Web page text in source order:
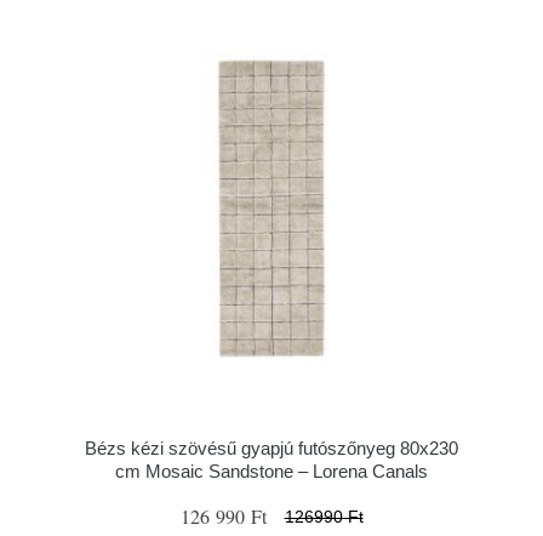
Bézs kézi szövésű gyapjú futószőnyeg 80x230
cm Mosaic Sandstone – Lorena Canals
126 990 Ft 126990 Ft